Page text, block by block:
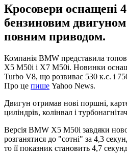
Кросовери оснащені
бензиновим
повним приводом.
Компанія BMW представила
X5 M50i і X7 M50i. Новинки
Turbo V8, що розвиває 530 к.с. і
Про це пише Yahoo News.
Двигун отримав нові поршні,
циліндрів, колінвал і
Версія BMW X5 M50i завдяки
розганятися до "сотні" за 4,3
то її показник становить 4,7